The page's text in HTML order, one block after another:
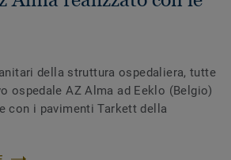
della struttura ospedaliera, tutte
ospedale AZ Alma ad Eeklo (Belgio)
con i pavimenti Tarkett della